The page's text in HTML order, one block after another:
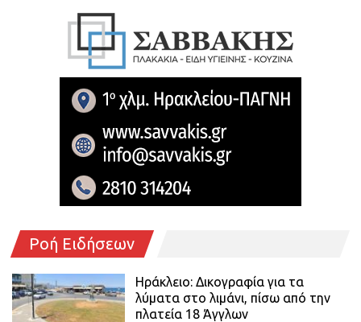
Ροή Ειδήσεων
Ηράκλειο: Δικογραφία για τα
λύματα στο λιμάνι, πίσω από την
πλατεία 18 Άγγλων